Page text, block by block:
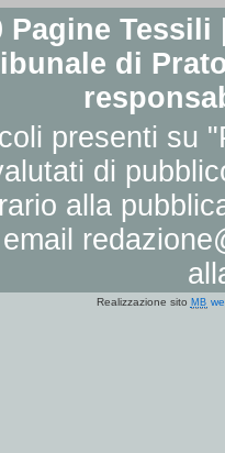
Pagine
di
presenti su
di
alla
Realizzazione sito MB